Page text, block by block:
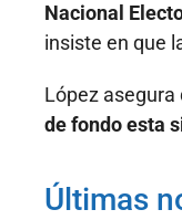
Nacional
insiste en que
López asegura
de fondo esta
Últimas